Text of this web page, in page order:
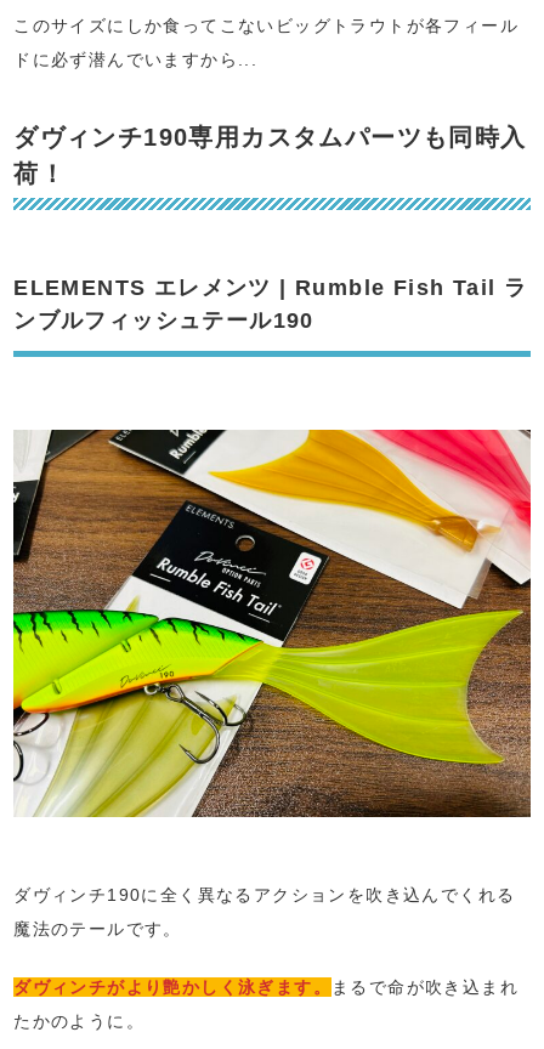
このサイズにしか食ってこないビッグトラウトが各フィール
ドに必ず潜んでいますから...
ダヴィンチ190専用カスタムパーツも同時入
荷！
ELEMENTS エレメンツ | Rumble Fish Tail ラ
ンブルフィッシュテール190
ダヴィンチ190に全く異なるアクションを吹き込んでくれる
魔法のテールです。
ダヴィンチがより艶かしく泳ぎます。
まるで命が吹き込まれ
たかのように。